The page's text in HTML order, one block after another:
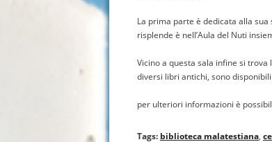
La prima parte è dedicata alla
risplende è nell’Aula del Nuti
Vicino a questa sala infine si trova
diversi libri antichi, sono
per ulteriori informazioni è
Tags: biblioteca malatestiana